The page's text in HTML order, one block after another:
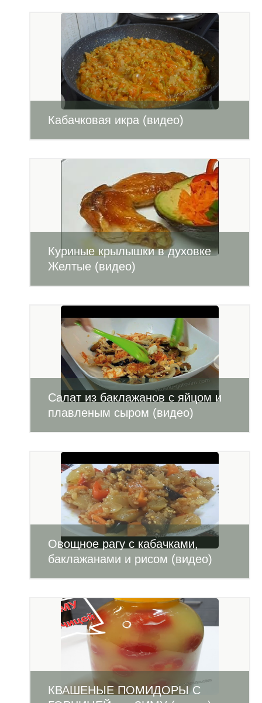
Кабачковая икра (видео)
Куриные крылышки в духовке
Желтые (видео)
Салат из баклажанов с яйцом и
плавленым сыром (видео)
Овощное рагу с кабачками,
баклажанами и рисом (видео)
КВАШЕНЫЕ ПОМИДОРЫ С